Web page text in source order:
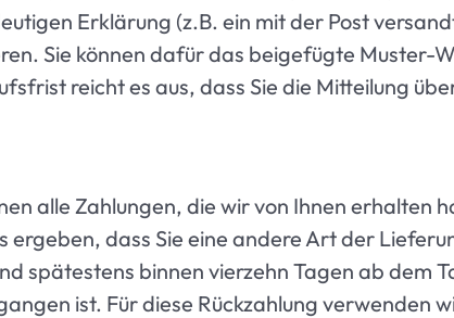
Erklärung (z.B. ein mit der Post
Sie können dafür das beigefügte
reicht es aus, dass Sie die Mitteilung
alle Zahlungen, die wir von Ihnen erhalten
ergeben, dass Sie eine andere Art der
spätestens binnen vierzehn Tagen ab dem
ist. Für diese Rückzahlung verwenden